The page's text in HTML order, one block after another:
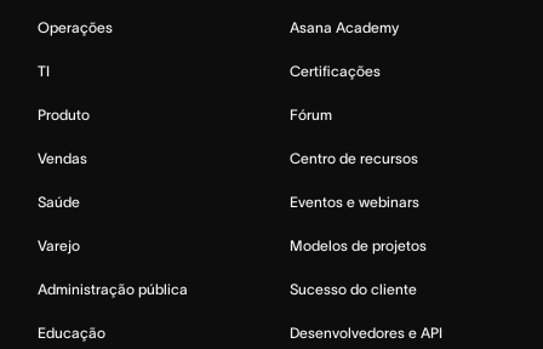
Operações
TI
Produto
Vendas
Saúde
Varejo
Administração pública
Educação
Asana Academy
Certificações
Fórum
Centro de recursos
Eventos e webinars
Modelos de projetos
Sucesso do cliente
Desenvolvedores e API